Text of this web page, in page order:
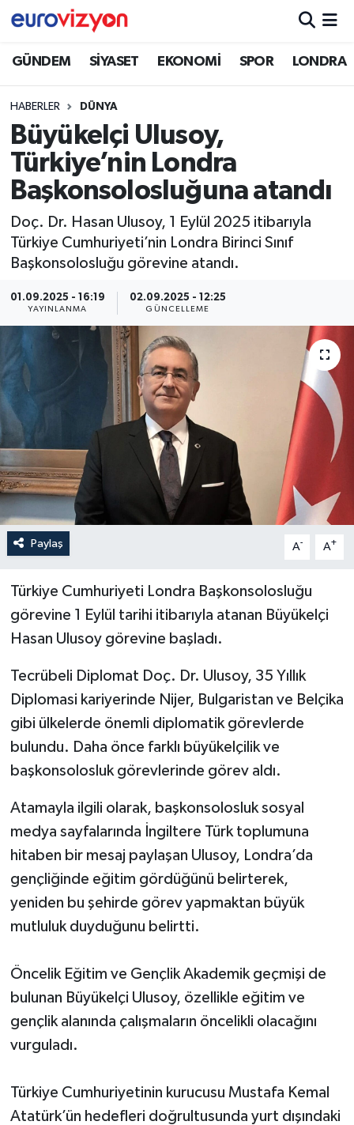
GÜNDEM SİYASET EKONOMİ SPOR LONDRA
HABERLER DÜNYA
Büyükelçi Ulusoy,
Türkiye’nin Londra
Başkonsolosluğuna atandı
Doç. Dr. Hasan Ulusoy, 1 Eylül 2025 itibarıyla
Türkiye Cumhuriyeti’nin Londra Birinci Sınıf
Başkonsolosluğu görevine atandı.
01.09.2025 - 16:19
YAYINLANMA
02.09.2025 - 12:25
GÜNCELLEME
Paylaş A- A+
Türkiye Cumhuriyeti Londra Başkonsolosluğu
görevine 1 Eylül tarihi itibarıyla atanan Büyükelçi
Hasan Ulusoy görevine başladı.
Tecrübeli Diplomat Doç. Dr. Ulusoy, 35 Yıllık
Diplomasi kariyerinde Nijer, Bulgaristan ve Belçika
gibi ülkelerde önemli diplomatik görevlerde
bulundu. Daha önce farklı büyükelçilik ve
başkonsolosluk görevlerinde görev aldı.
Atamayla ilgili olarak, başkonsolosluk sosyal
medya sayfalarında İngiltere Türk toplumuna
hitaben bir mesaj paylaşan Ulusoy, Londra’da
gençliğinde eğitim gördüğünü belirterek,
yeniden bu şehirde görev yapmaktan büyük
mutluluk duyduğunu belirtti.
Öncelik Eğitim ve Gençlik Akademik geçmişi de
bulunan Büyükelçi Ulusoy, özellikle eğitim ve
gençlik alanında çalışmaların öncelikli olacağını
vurguladı.
Türkiye Cumhuriyetinin kurucusu Mustafa Kemal
Atatürk’ün hedefleri doğrultusunda yurt dışındaki